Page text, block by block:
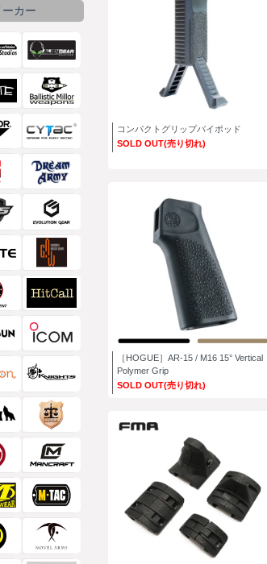
コンパクトグリップバイポッド
SOLD OUT(売り切れ)
［HOGUE］AR-15 / M16 15° Vertical
Polymer Grip
SOLD OUT(売り切れ)
カー